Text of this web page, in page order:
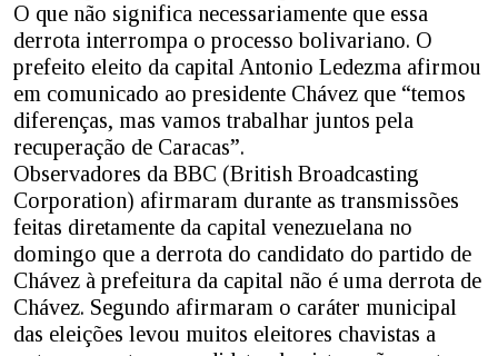
O que não significa necessariamente que essa
derrota interrompa o processo bolivariano. O
prefeito eleito da capital Antonio Ledezma afirmou
em comunicado ao presidente Chávez que “temos
diferenças, mas vamos trabalhar juntos pela
recuperação de Caracas”.
Observadores da BBC (British Broadcasting
Corporation) afirmaram durante as transmissões
feitas diretamente da capital venezuelana no
domingo que a derrota do candidato do partido de
Chávez à prefeitura da capital não é uma derrota de
Chávez. Segundo afirmaram o caráter municipal
das eleições levou muitos eleitores chavistas a